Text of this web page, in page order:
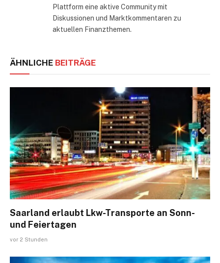
Plattform eine aktive Community mit
Diskussionen und Marktkommentaren zu
aktuellen Finanzthemen.
ÄHNLICHE BEITRÄGE
Saarland erlaubt Lkw-Transporte an Sonn-
und Feiertagen
vor 2 Stunden